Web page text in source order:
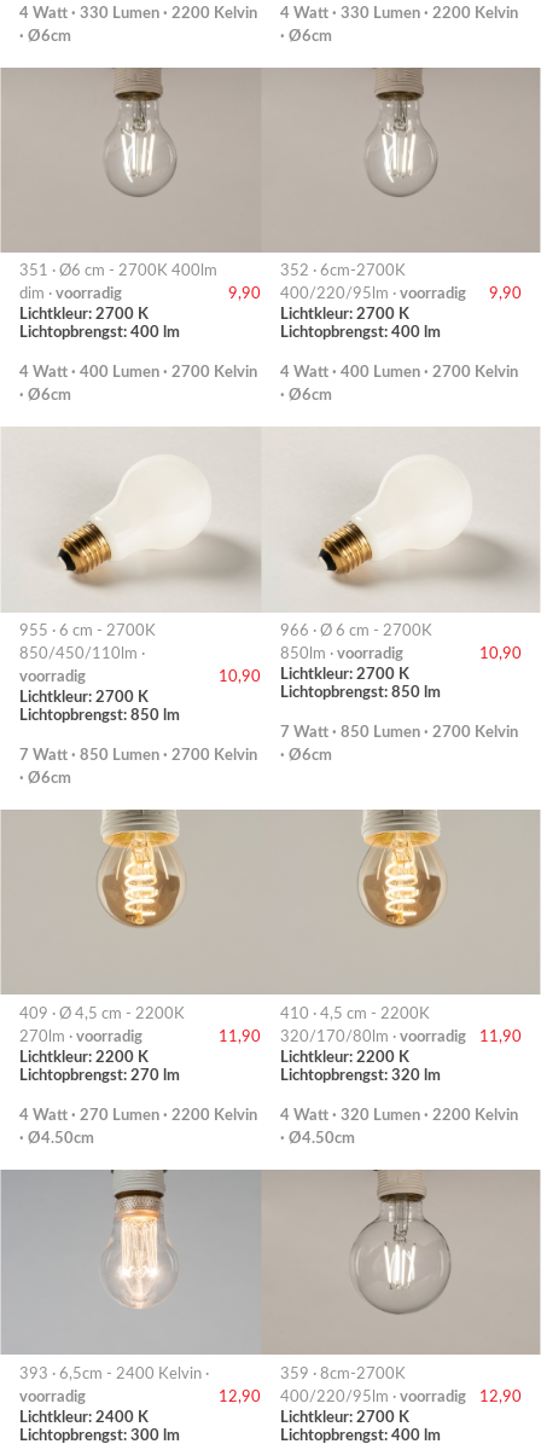
4 Watt · 330 Lumen · 2200 Kelvin
· Ø6cm
4 Watt · 330 Lumen · 2200 Kelvin
· Ø6cm
351 · Ø6 cm - 2700K 400lm
dim · voorradig
9,90
Lichtkleur: 2700 K
Lichtopbrengst: 400 lm
4 Watt · 400 Lumen · 2700 Kelvin
· Ø6cm
352 · 6cm-2700K
400/220/95lm · voorradig
9,90
Lichtkleur: 2700 K
Lichtopbrengst: 400 lm
4 Watt · 400 Lumen · 2700 Kelvin
· Ø6cm
955 · 6 cm - 2700K
850/450/110lm ·
voorradig
10,90
Lichtkleur: 2700 K
Lichtopbrengst: 850 lm
7 Watt · 850 Lumen · 2700 Kelvin
· Ø6cm
966 · Ø 6 cm - 2700K
850lm · voorradig
10,90
Lichtkleur: 2700 K
Lichtopbrengst: 850 lm
7 Watt · 850 Lumen · 2700 Kelvin
· Ø6cm
409 · Ø 4,5 cm - 2200K
270lm · voorradig
11,90
Lichtkleur: 2200 K
Lichtopbrengst: 270 lm
4 Watt · 270 Lumen · 2200 Kelvin
· Ø4.50cm
410 · 4,5 cm - 2200K
320/170/80lm · voorradig
11,90
Lichtkleur: 2200 K
Lichtopbrengst: 320 lm
4 Watt · 320 Lumen · 2200 Kelvin
· Ø4.50cm
393 · 6,5cm - 2400 Kelvin ·
voorradig
12,90
Lichtkleur: 2400 K
Lichtopbrengst: 300 lm
359 · 8cm-2700K
400/220/95lm · voorradig
12,90
Lichtkleur: 2700 K
Lichtopbrengst: 400 lm